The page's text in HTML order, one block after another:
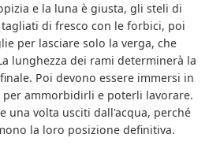
e la luna è giusta, gli steli di
di fresco con le forbici, poi
per lasciare solo la verga, che
lunghezza dei rami determinerà la
Poi devono essere immersi in
per ammorbidirli e poterli lavorare.
una volta usciti dall'acqua, perché
la loro posizione definitiva.